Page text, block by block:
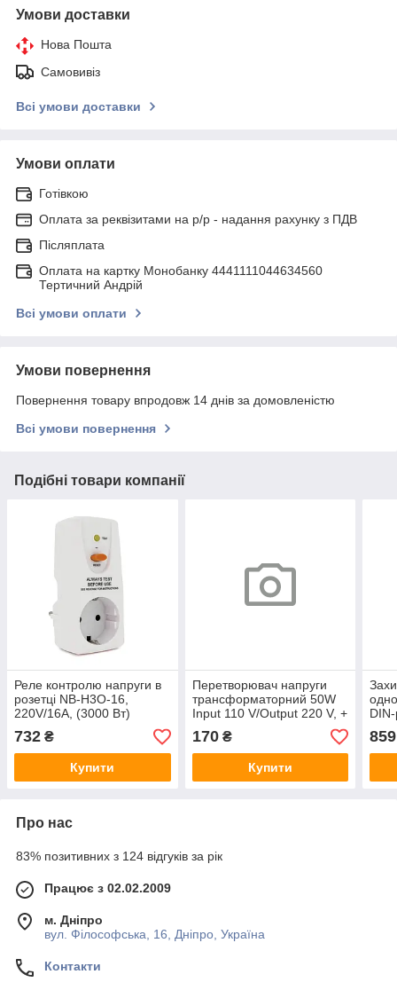
Умови доставки
Нова Пошта
Самовивіз
Всі умови доставки
Умови оплати
Готівкою
Оплата за реквізитами на р/р - надання рахунку з ПДВ
Післяплата
Оплата на картку Монобанку 4441111044634560
Тертичний Андрій
Всі умови оплати
Умови повернення
Повернення товару впродовж 14 днів за домовленістю
Всі умови повернення
Подібні товари компанії
Реле контролю напруги в
розетці NB-H3O-16,
220V/16A, (3000 Вт)
732 ₴
Купити
Перетворювач напруги
трансформаторний 50W
Input 110 V/Output 220 V, +
універсальна розетка +
перехідник
170₴
Купити
859
Про нас
83% позитивних з 124 відгуків за рік
Працює з 02.02.2009
м. Дніпро
вул. Філософська, 16, Дніпро, Україна
Контакти